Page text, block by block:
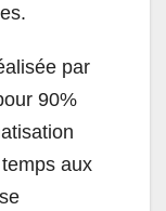
par
90%
aux